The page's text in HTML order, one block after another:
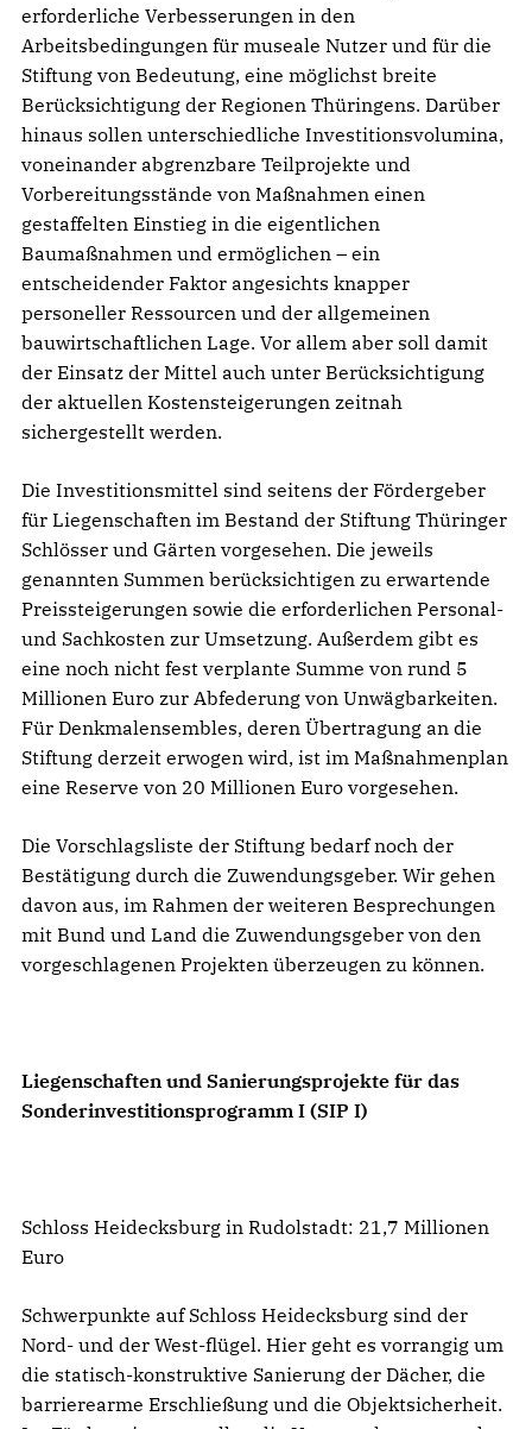
erforderliche Verbesserungen in den
Arbeitsbedingungen für museale Nutzer und für die
Stiftung von Bedeutung, eine möglichst breite
Berücksichtigung der Regionen Thüringens. Darüber
hinaus sollen unterschiedliche Investitionsvolumina,
voneinander abgrenzbare Teilprojekte und
Vorbereitungsstände von Maßnahmen einen
gestaffelten Einstieg in die eigentlichen
Baumaßnahmen und ermöglichen – ein
entscheidender Faktor angesichts knapper
personeller Ressourcen und der allgemeinen
bauwirtschaftlichen Lage. Vor allem aber soll damit
der Einsatz der Mittel auch unter Berücksichtigung
der aktuellen Kostensteigerungen zeitnah
sichergestellt werden.
Die Investitionsmittel sind seitens der Fördergeber
für Liegenschaften im Bestand der Stiftung Thüringer
Schlösser und Gärten vorgesehen. Die jeweils
genannten Summen berücksichtigen zu erwartende
Preissteigerungen sowie die erforderlichen Personal-
und Sachkosten zur Umsetzung. Außerdem gibt es
eine noch nicht fest verplante Summe von rund 5
Millionen Euro zur Abfederung von Unwägbarkeiten.
Für Denkmalensembles, deren Übertragung an die
Stiftung derzeit erwogen wird, ist im Maßnahmenplan
eine Reserve von 20 Millionen Euro vorgesehen.
Die Vorschlagsliste der Stiftung bedarf noch der
Bestätigung durch die Zuwendungsgeber. Wir gehen
davon aus, im Rahmen der weiteren Besprechungen
mit Bund und Land die Zuwendungsgeber von den
vorgeschlagenen Projekten überzeugen zu können.
Liegenschaften und Sanierungsprojekte für das
Sonderinvestitionsprogramm I (SIP I)
Schloss Heidecksburg in Rudolstadt: 21,7 Millionen
Euro
Schwerpunkte auf Schloss Heidecksburg sind der
Nord- und der West-flügel. Hier geht es vorrangig um
die statisch-konstruktive Sanierung der Dächer, die
barrierearme Erschließung und die Objektsicherheit.